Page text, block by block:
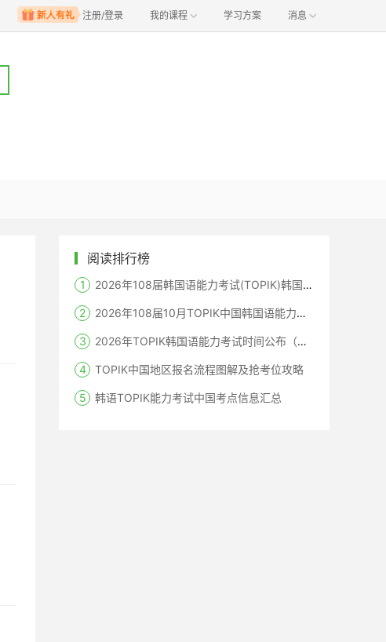
注册/登录 我的课程 学习方案 消息
阅读排行榜
2026年108届韩国语能力考试(TOPIK)韩国报名时间
2026年108届10月TOPIK中国韩国语能力考试报名时间考点
2026年TOPIK韩国语能力考试时间公布（笔试+机考+口语）
TOPIK中国地区报名流程图解及抢考位攻略
韩语TOPIK能力考试中国考点信息汇总